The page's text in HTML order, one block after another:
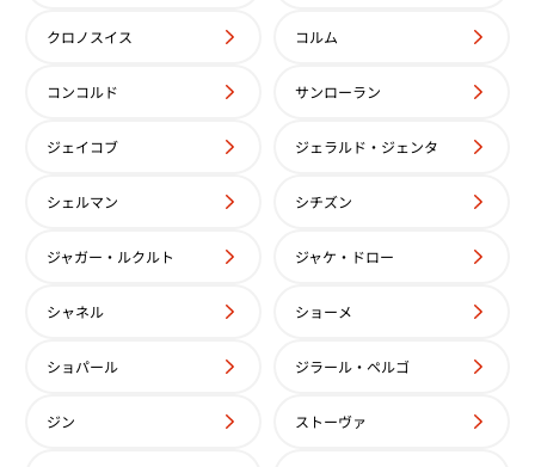
イトジャスト SS グレー
合わせください
ロレックス オイスターパー
参考買取価格
価格はお問い合わせください
クロノスイス コルム
コンコルド サンローラン
ジェイコブ ジェラルド・ジェンタ
シェルマン シチズン
ジャガー・ルクルト ジャケ・ドロー
シャネル ショーメ
ショパール ジラール・ペルゴ
ジン ストーヴァ